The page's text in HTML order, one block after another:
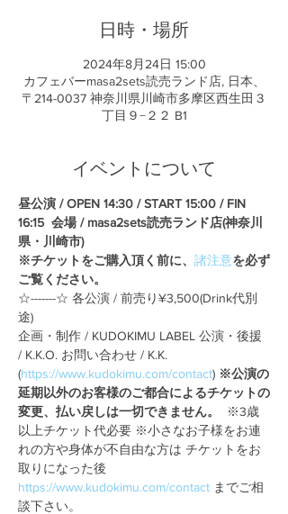
日時・場所
2024年8月24日 15:00
カフェバーmasa2sets読売ランド店, 日本、
〒214-0037 神奈川県川崎市多摩区西生田３
丁目９−２２ B1
イベントについて
昼公演 / OPEN 14:30 / START 15:00 / FIN
16:15  会場 / masa2sets読売ランド店(神奈川
県・川崎市)
※チケットをご購入頂く前に、 諸注意を必ず
ご覧ください。
☆-------☆ 各公演 / 前売り¥3,500(Drink代別
途)
企画・制作 / KUDOKIMU LABEL 公演・後援
/ K.K.O. お問い合わせ / K.K.
(https://www.kudokimu.com/contact) ※公演の
延期以外のお客様のご都合によるチケットの
変更、払い戻しは一切できません。
※3歳
以上チケット代必要 ※小さなお子様をお連
れの方や身体が不自由な方は チケットをお
取りになった後
https://www.kudokimu.com/contact までご相
談下さい。